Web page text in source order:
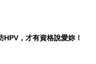
HPV，才有資格說愛妳！